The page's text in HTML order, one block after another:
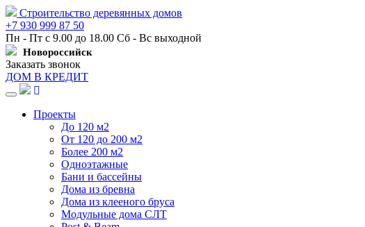
Строительство деревянных домов
+7 930 999 87 50
Пн - Пт с 9.00 до 18.00 Сб - Вс выходной
Новороссийск
Заказать звонок
ДОМ В КРЕДИТ
Навигация
Проекты
До 120 м2
От 120 до 200 м2
Более 200 м2
Одноэтажные
Бани и бассейны
Дома из бревна
Дома из клееного бруса
Модульные дома СЛТ